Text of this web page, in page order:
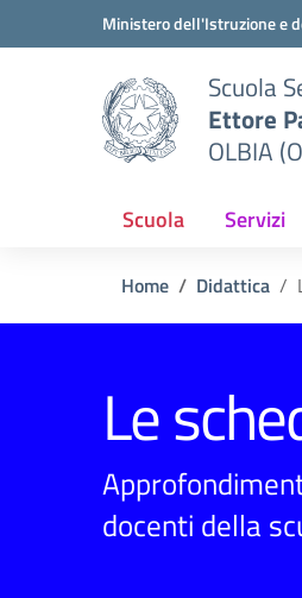
Vai ai contenuti
Vai al menu di navigazione
Ministero dell'Istruzione e
Scuola
Ettore
OLBIA
Scuola Servizi
Home Didattica
Le
docenti della